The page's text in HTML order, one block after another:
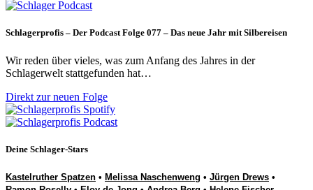
Schlagerprofis – Der Podcast Folge 077 – Das neue Jahr mit Silbereisen
Wir reden über vieles, was zum Anfang des Jahres in der
Schlagerwelt stattgefunden hat…
Direkt zur neuen Folge
Deine Schlager-Stars
Kastelruther Spatzen • Melissa Naschenweng • Jürgen Drews •